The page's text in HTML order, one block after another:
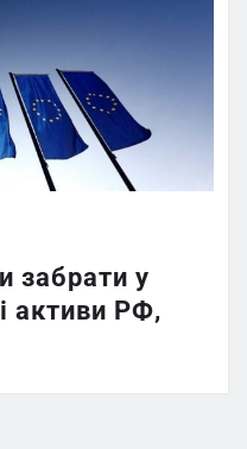
забрати у
активи РФ,